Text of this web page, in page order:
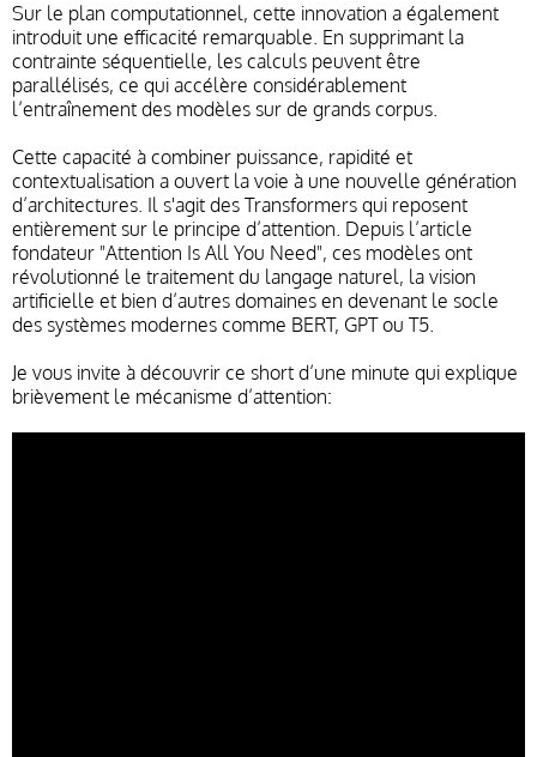
Sur le plan computationnel, cette innovation a également
introduit une efficacité remarquable. En supprimant la
contrainte séquentielle, les calculs peuvent être
parallélisés, ce qui accélère considérablement
l’entraînement des modèles sur de grands corpus.
Cette capacité à combiner puissance, rapidité et
contextualisation a ouvert la voie à une nouvelle génération
d’architectures. Il s'agit des Transformers qui reposent
entièrement sur le principe d’attention. Depuis l’article
fondateur "Attention Is All You Need", ces modèles ont
révolutionné le traitement du langage naturel, la vision
artificielle et bien d’autres domaines en devenant le socle
des systèmes modernes comme BERT, GPT ou T5.
Je vous invite à découvrir ce short d’une minute qui explique
brièvement le mécanisme d’attention: